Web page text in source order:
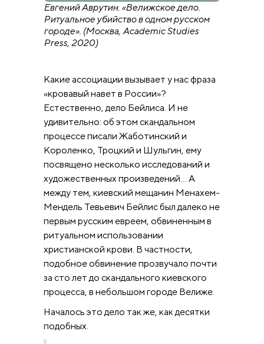
Евгений Аврутин. «Велижское дело.
Ритуальное убийство в одном русском
городе». (Москва, Academic Studies
Press, 2020)
Какие ассоциации вызывает у нас фраза
«кровавый навет в России»?
Естественно, дело Бейлиса. И не
удивительно: об этом скандальном
процессе писали Жаботинский и
Короленко, Троцкий и Шульгин, ему
посвящено несколько исследований и
художественных произведений… А
между тем, киевский мещанин Менахем-
Мендель Тевьевич Бейлис был далеко не
первым русским евреем, обвиненным в
ритуальном использовании
христианской крови. В частности,
подобное обвинение прозвучало почти
за сто лет до скандального киевского
процесса, в небольшом городе Велиже.
Началось это дело так же, как десятки
подобных.